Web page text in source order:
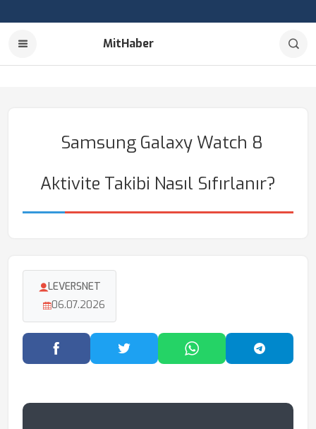
MitHaber
Samsung Galaxy Watch 8
Aktivite Takibi Nasıl Sıfırlanır?
LEVERSNET
06.07.2026
Facebook'ta PaylaşTwitter'da PaylaşWhatsApp'ta Paylaş